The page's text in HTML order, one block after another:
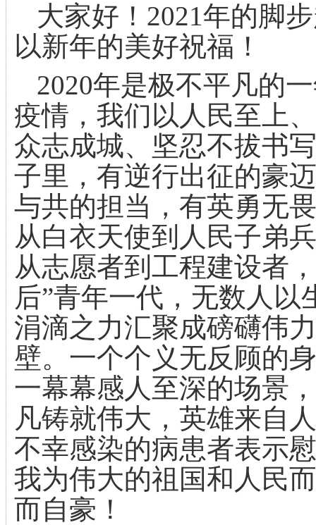
大家好！ 2021年的脚
以新年的美好祝福！
2020年是极不平凡的
疫情，我们以人民至上
众志成城、坚忍不拔书
子里，有逆行出征的豪
与共的担当，有英勇无
从白衣天使到人民子弟
从志愿者到工程建设者
后”青年一代，无数人
涓滴之力汇聚成磅礴伟
壁。一个个义无反顾的
一幕幕感人至深的场景
凡铸就伟大，英雄来自
不幸感染的病患者表示
我为伟大的祖国和人民
而自豪！